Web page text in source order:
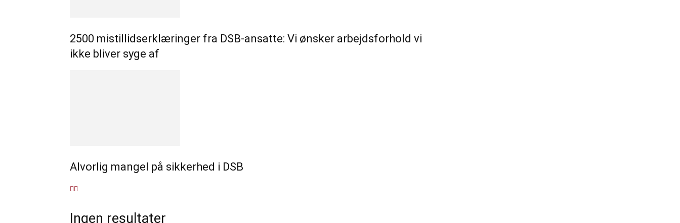
2500 mistillidserklæringer fra DSB-ansatte: Vi ønsker arbejdsforhold vi
ikke bliver syge af
Alvorlig mangel på sikkerhed i DSB
Ingen resultater